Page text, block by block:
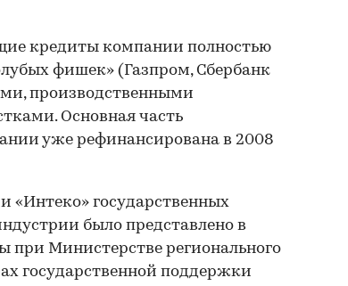
кредиты компании полностью
фишек» (Газпром, Сбербанк
производственными
Основная часть
уже рефинансирована в 2008
«Интеко» государственных
было представлено в
при Министерстве регионального
государственной поддержки